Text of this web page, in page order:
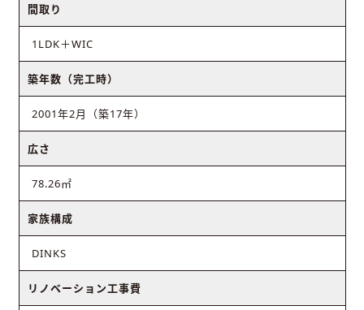
間取り
1LDK＋WIC
築年数（完工時）
2001年2月（築17年）
広さ
78.26㎡
家族構成
DINKS
リノベーション工事費